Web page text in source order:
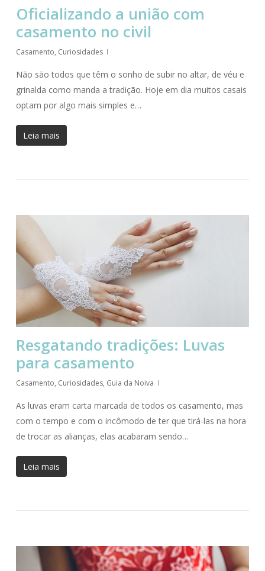
Oficializando a união com
casamento no civil
Casamento, Curiosidades
Não são todos que têm o sonho de subir no altar, de véu e
grinalda como manda a tradição. Hoje em dia muitos casais
optam por algo mais simples e…
Leia mais
Resgatando tradições: Luvas
para casamento
Casamento, Curiosidades, Guia da Noiva
As luvas eram carta marcada de todos os casamento, mas
com o tempo e com o incômodo de ter que tirá-las na hora
de trocar as alianças, elas acabaram sendo…
Leia mais